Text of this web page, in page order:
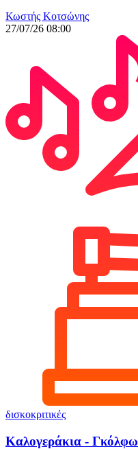
Κωστής Κοτσώνης
27/07/26 08:00
δισκοκριτικές
Καλογεράκια - Γκόλφω